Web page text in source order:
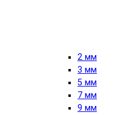
2 мм
3 мм
5 мм
7 мм
9 мм